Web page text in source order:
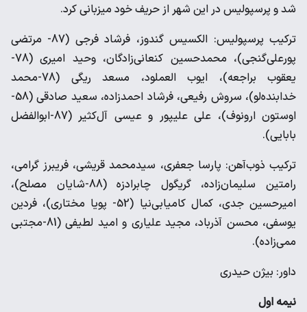
شد و پرسپولیس در این شهر از حریف خود میزبانی کرد.
ترکیب پرسپولیس: الکسیس گندوز، فرشاد فرجی (87- مرتضی
پور‌علی‌گنجی)، محمدحسین کنعانی‌زادگان، وحید امیری (78-
یعقوب براجعه)، ایوب العملود، مسعد ریگی (78-محمد
خدابنده‌لو)، سروش رفیعی، فرشاد احمدزاده، سعید صادقی (58-
اوستون ارونوف)، علی علیپور و عیسی آل‌کثیر (87-ابوالفضل
بابایی).
ترکیب ذوب‌آهن: پارسا جعفری، سیدمحمد قریشی، فریبرز گرامی،
رامتین سلیمان‌زاده، گریگول چابرادزه (88-شایان مصلح)،
امیرحسین جدی، کمال کامیابی‌نیا (52- پویا مختاری)، فردین
یوسفی، محسن آذرباد، مجید علیاری و امید لطیفی (81-مجتبی
ممی‌زاده).
داور: بیژن حیدری
نیمه اول